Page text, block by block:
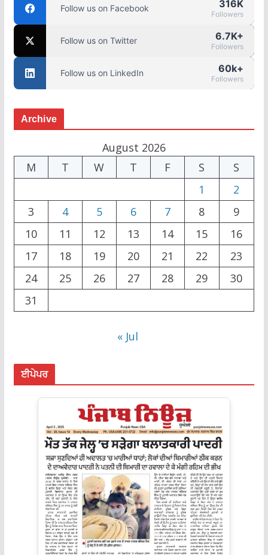
Follow us on Facebook 316K
Followers
Follow us on Twitter 6.7K+
Followers
Follow us on LinkedIn 60k+
Followers
Archive
August 2026
M
T W T F S
S
1
2
3
4 5 6 7 8
9
10
11 12 13 14 15
16
17
18 19 20 21 22
23
24
25 26 27 28 29
30
31
« Jul
ਈਪੇਪਰ